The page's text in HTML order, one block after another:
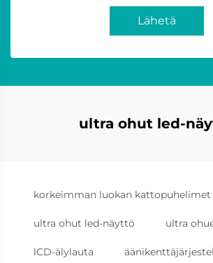
Lähetä
ultra ohut led-
korkeimman luokan kattopuhelimet
ultra ohut led-näyttö ultra
lCD-älylauta